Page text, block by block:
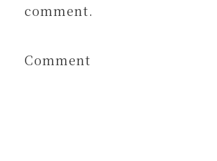
comment.
Comment